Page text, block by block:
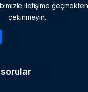
iletişime geçmekten
çekinmeyin.
sorular